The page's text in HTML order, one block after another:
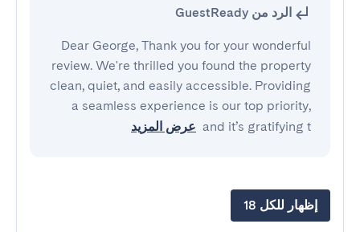
الرد من GuestReady
Dear George, Thank you for your wonderful
review. We're thrilled you found the property
clean, quiet, and easily accessible. Providing
a seamless experience is our top priority,
and it’s gratifying t عرض المزيد
إظهار للكل 18